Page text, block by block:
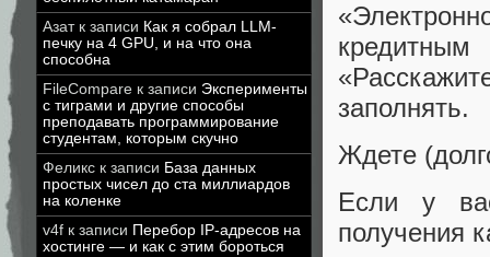
Азатк записи Как я собрал LLM-
печку на 4 GPU, и на что она
способна
FileCompare к записи Эксперименты
с тиграми и другие способы
преподавать программирование
студентам, которым скучно
Феликс к записи База данных
простых чисел до ста миллиардов
на коленке
v4f к записи Перебор IP-адресов на
хостинге — и как с этим бороться
заполнять.
Ждете
Если у
получения